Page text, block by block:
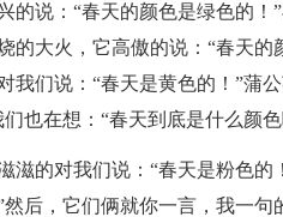
的说：“春天的颜色是绿色的
的大火，它高傲的说：“春天
我们说：“春天是黄色的！”蒲
也在想：“春天到底是什么颜
滋的对我们说：“春天是粉色
然后，它们俩就你一言，我一